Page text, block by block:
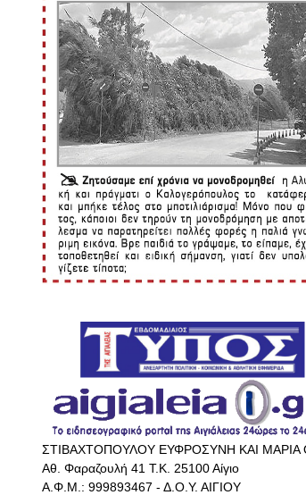
ΣΤΙΒΑΧΤΟΠΟΥΛΟΥ ΕΥΦΡΟΣΥΝΗ ΚΑΙ ΜΑΡΙΑ
Αθ. Φαραζουλή 41 Τ.Κ. 25100 Αίγιο
Α.Φ.Μ.: 999893467 - Δ.Ο.Υ. ΑΙΓΙΟΥ